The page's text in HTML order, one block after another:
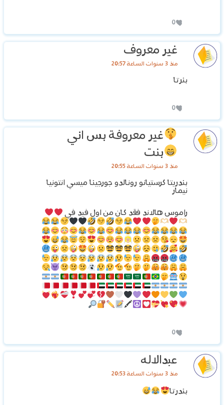
0
غير معروف
منذ 3 سنوات الساعة 20:57
بنرتا
0
غير معروفة بس اني
بنت
منذ 3 سنوات الساعة 20:55
بندريتا كرستيانو رونالدو جورجينا ميسي انتونيا
نيمار
راموس هالاند فقد كان من اول فيد في
🖍
0
عبدالاله
منذ 3 سنوات الساعة 20:53
بندرتا